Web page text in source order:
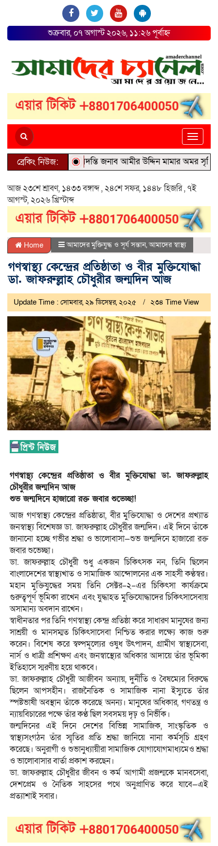
শুক্রবার, ০৭ অগাস্ট ২০২৬, ১১:২৬ পূর্বাহ্ন
Toggle
ব্রেকিং নিউজ:
জীবন্ত কিংবদন্তি জনাব আমীর উদ্দিন মামার অমর সৃষ্টির
আজ ২৩শে শ্রাবণ, ১৪৩৩ বঙ্গাব্দ , ২৪শে সফর, ১৪৪৮ হিজরি , ৭ই
আগস্ট, ২০২৬ খ্রিস্টাব্দ
Home আমাদের মুক্তিযুদ্ধ ও সূর্য সন্তান,আমাদের স্বাস্থ্য
গণস্বাস্থ্য কেন্দ্রের প্রতিষ্ঠাতা ও বীর মুক্তিযোদ্ধা
ডা. জাফরুল্লাহ চৌধুরীর জন্মদিন আজ
Update Time : সোমবার, ২৯ ডিসেম্বর, ২০২৫ ২৩৪ Time View
গণস্বাস্থ্য কেন্দ্রের প্রতিষ্ঠাতা ও বীর মুক্তিযোদ্ধা ডা. জাফরুল্লাহ
চৌধুরীর জন্মদিন আজ
শুভ জন্মদিনে হাজারো রক্ত জবার শুভেচ্ছা!
আজ গণস্বাস্থ্য কেন্দ্রের প্রতিষ্ঠাতা, বীর মুক্তিযোদ্ধা ও দেশের প্রখ্যাত
জনস্বাস্থ্য বিশেষজ্ঞ ডা. জাফরুল্লাহ চৌধুরীর জন্মদিন। এই দিনে তাঁকে
জানানো হচ্ছে গভীর শ্রদ্ধা ও ভালোবাসা—শুভ জন্মদিনে হাজারো রক্ত
জবার শুভেচ্ছা।
ডা. জাফরুল্লাহ চৌধুরী শুধু একজন চিকিৎসক নন, তিনি ছিলেন
বাংলাদেশের স্বাস্থ্যখাত ও সামাজিক আন্দোলনের এক সাহসী কণ্ঠস্বর।
মহান মুক্তিযুদ্ধের সময় তিনি সেক্টর–২–এর চিকিৎসা কার্যক্রমে
গুরুত্বপূর্ণ ভূমিকা রাখেন এবং যুদ্ধাহত মুক্তিযোদ্ধাদের চিকিৎসাসেবায়
অসামান্য অবদান রাখেন।
স্বাধীনতার পর তিনি গণস্বাস্থ্য কেন্দ্র প্রতিষ্ঠা করে সাধারণ মানুষের জন্য
সাশ্রয়ী ও মানসম্মত চিকিৎসাসেবা নিশ্চিত করার লক্ষ্যে কাজ শুরু
করেন। বিশেষ করে স্বল্পমূল্যের ওষুধ উৎপাদন, গ্রামীণ স্বাস্থ্যসেবা,
নার্স ও ধাত্রী প্রশিক্ষণ এবং জনস্বাস্থ্যের অধিকার আদায়ে তাঁর ভূমিকা
ইতিহাসে স্মরণীয় হয়ে থাকবে।
ডা. জাফরুল্লাহ চৌধুরী আজীবন অন্যায়, দুর্নীতি ও বৈষম্যের বিরুদ্ধে
ছিলেন আপসহীন। রাজনৈতিক ও সামাজিক নানা ইস্যুতে তাঁর
স্পষ্টভাষী অবস্থান তাঁকে করেছে অনন্য। মানুষের অধিকার, গণতন্ত্র ও
ন্যায়বিচারের পক্ষে তাঁর কণ্ঠ ছিল সবসময় দৃঢ় ও নির্ভীক।
জন্মদিনের এই দিনে দেশের বিভিন্ন সামাজিক, সাংস্কৃতিক ও
স্বাস্থ্যসংগঠন তাঁর স্মৃতির প্রতি শ্রদ্ধা জানিয়ে নানা কর্মসূচি গ্রহণ
করেছে। অনুরাগী ও শুভানুধ্যায়ীরা সামাজিক যোগাযোগমাধ্যমেও শ্রদ্ধা
ও ভালোবাসার বার্তা প্রকাশ করছেন।
ডা. জাফরুল্লাহ চৌধুরীর জীবন ও কর্ম আগামী প্রজন্মকে মানবসেবা,
দেশপ্রেম ও নৈতিক সাহসের পথে অনুপ্রাণিত করে যাবে—এই
প্রত্যাশাই সবার।